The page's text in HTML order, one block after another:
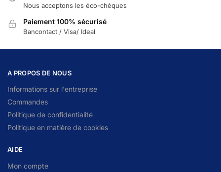
Nous acceptons les éco-chèques
Paiement 100% sécurisé
Bancontact / Visa/ Ideal
A PROPOS DE NOUS
Informations sur l'entreprise
Commandes
Politique de confidentialité
Politique en matière de cookies
AIDE
Mon compte